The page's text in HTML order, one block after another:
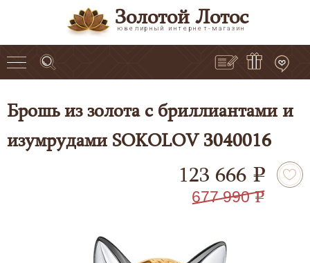
Золотой Лотос
ювелирный интернет-магазин
Брошь из золота с бриллиантами и
изумрудами SOKOLOV 3040016
123 666 e
677 990 e